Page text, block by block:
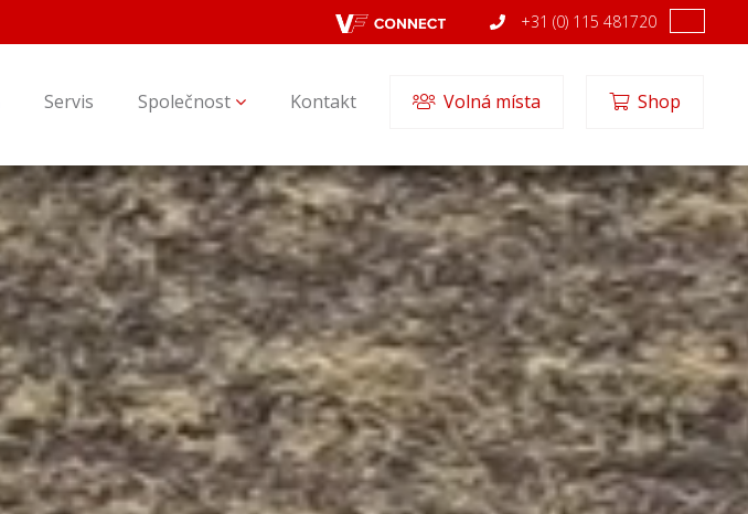
+31 (0) 115 481720
Servis Společnost Kontakt Volná místa Shop